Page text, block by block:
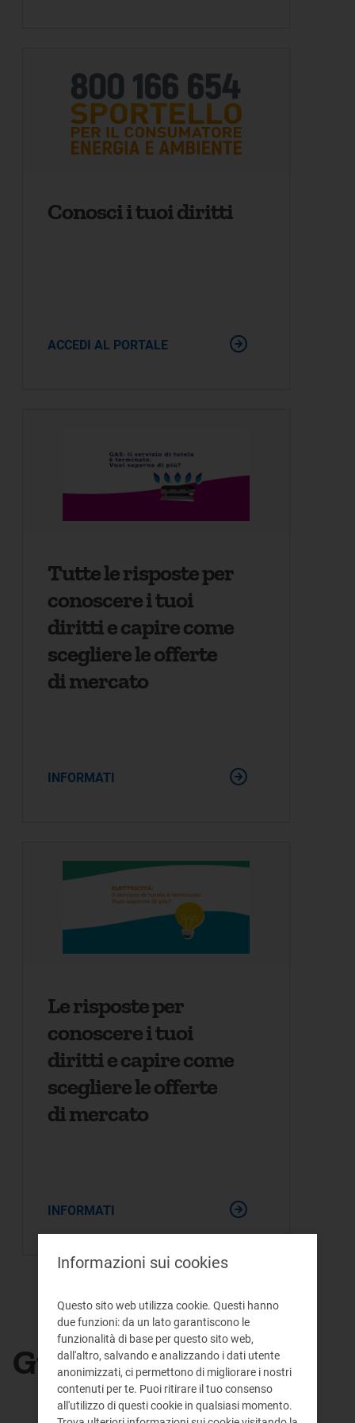
Conosci i tuoi diritti
ACCEDI AL PORTALE
Tutte le risposte per
conoscere i tuoi
diritti e capire come
scegliere le offerte
di mercato
INFORMATI
Le risposte per
conoscere i tuoi
diritti e capire come
scegliere le offerte
di mercato
INFORMATI
Guide e strumenti
Informazioni sui cookies
Questo sito web utilizza cookie. Questi hanno
due funzioni: da un lato garantiscono le
funzionalità di base per questo sito web,
dall'altro, salvando e analizzando i dati utente
anonimizzati, ci permettono di migliorare i nostri
contenuti per te. Puoi ritirare il tuo consenso
all'utilizzo di questi cookie in qualsiasi momento.